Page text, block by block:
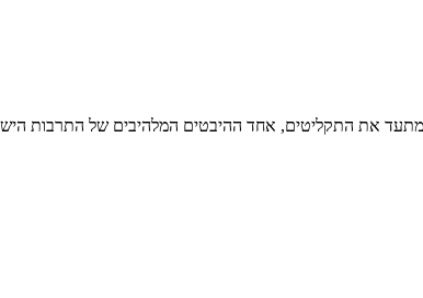
את התקליטים, אחד ההיבטים המלהיבים של התרבות